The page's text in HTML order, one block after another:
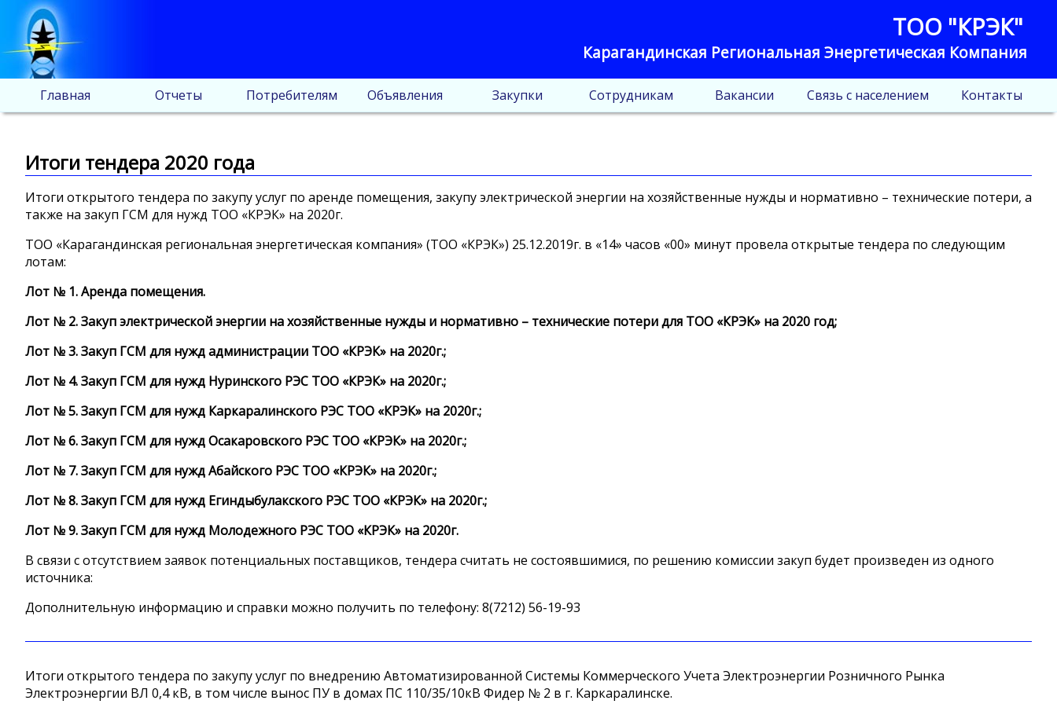
ТОО "КРЭК"
Карагандинская Региональная Энергетическая Компания
Главная Отчеты Потребителям Объявления Закупки Сотрудникам Вакансии Связь с населением Контакты
Итоги тендера 2020 года
Итоги открытого тендера по закупу услуг по аренде помещения, закупу электрической энергии на хозяйственные нужды и нормативно – технические потери, а
также на закуп ГСМ для нужд ТОО «КРЭК» на 2020г.
ТОО «Карагандинская региональная энергетическая компания» (ТОО «КРЭК») 25.12.2019г. в «14» часов «00» минут провела открытые тендера по следующим
лотам:
Лот № 1. Аренда помещения.
Лот № 2. Закуп электрической энергии на хозяйственные нужды и нормативно – технические потери для ТОО «КРЭК» на 2020 год;
Лот № 3. Закуп ГСМ для нужд администрации ТОО «КРЭК» на 2020г.;
Лот № 4. Закуп ГСМ для нужд Нуринского РЭС ТОО «КРЭК» на 2020г.;
Лот № 5. Закуп ГСМ для нужд Каркаралинского РЭС ТОО «КРЭК» на 2020г.;
Лот № 6. Закуп ГСМ для нужд Осакаровского РЭС ТОО «КРЭК» на 2020г.;
Лот № 7. Закуп ГСМ для нужд Абайского РЭС ТОО «КРЭК» на 2020г.;
Лот № 8. Закуп ГСМ для нужд Егиндыбулакского РЭС ТОО «КРЭК» на 2020г.;
Лот № 9. Закуп ГСМ для нужд Молодежного РЭС ТОО «КРЭК» на 2020г.
В связи с отсутствием заявок потенциальных поставщиков, тендера считать не состоявшимися, по решению комиссии закуп будет произведен из одного
источника:
Дополнительную информацию и справки можно получить по телефону: 8(7212) 56-19-93
Итоги открытого тендера по закупу услуг по внедрению Автоматизированной Системы Коммерческого Учета Электроэнергии Розничного Рынка
Электроэнергии ВЛ 0,4 кВ, в том числе вынос ПУ в домах ПС 110/35/10кВ Фидер № 2 в г. Каркаралинске.